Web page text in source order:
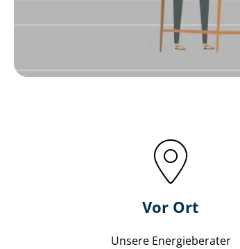
Vor Ort
Unsere Energieberater